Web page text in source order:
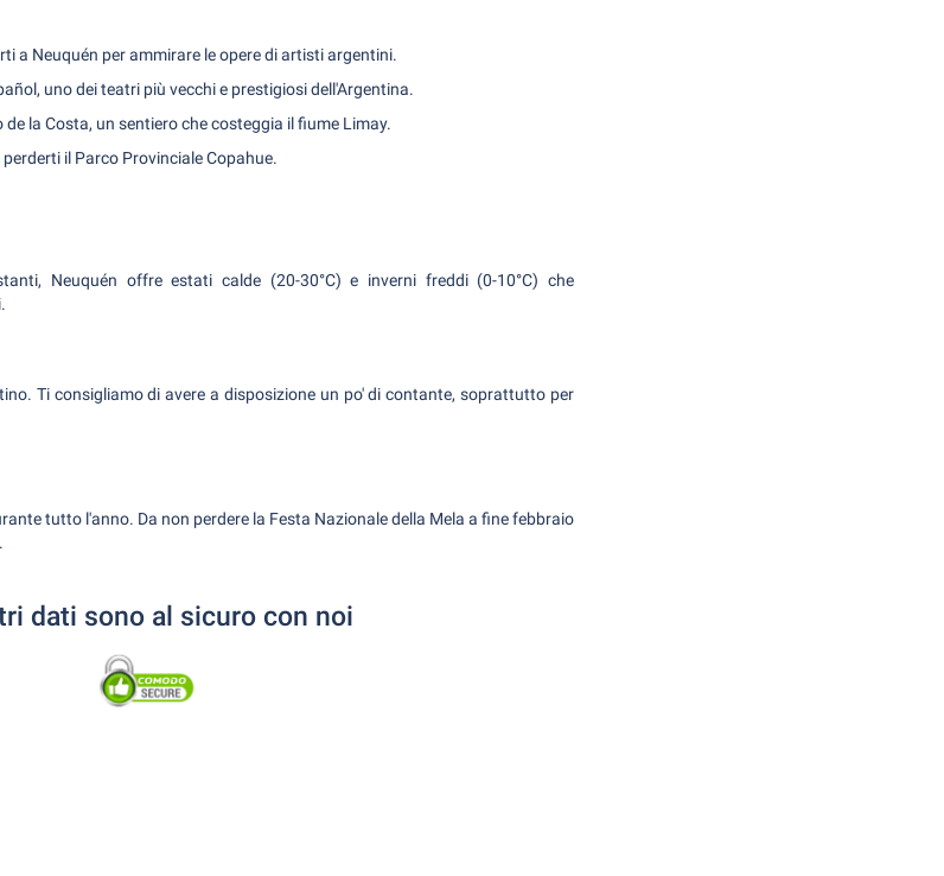
a Neuquén per ammirare le opere di artisti argentini.
uno dei teatri più vecchi e prestigiosi dell'Argentina.
la Costa, un sentiero che costeggia il fiume Limay.
il Parco Provinciale Copahue.
Neuquén offre estati calde (20-30°C) e inverni freddi (0-10°C) che
Ti consigliamo di avere a disposizione un po' di contante, soprattutto per
tutto l'anno. Da non perdere la Festa Nazionale della Mela a fine febbraio
dati sono al sicuro con noi